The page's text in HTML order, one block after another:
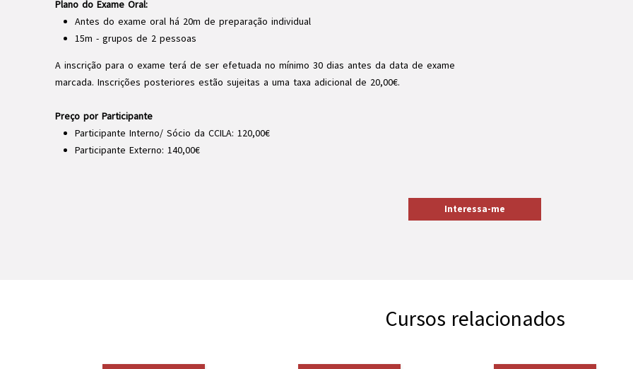
Plano do Exame Oral:
Antes do exame oral há 20m de preparação individual
15m - grupos de 2 pessoas
A inscrição para o exame terá de ser efetuada no mínimo 30 dias antes da data de exame
marcada. Inscrições posteriores estão sujeitas a uma taxa adicional de 20,00€.
Preço por Participante
Participante Interno/ Sócio da CCILA: 120,00€
Participante Externo: 140,00€
Interessa-me
Cursos relacionados